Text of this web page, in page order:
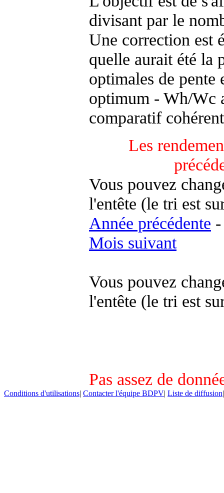
divisant par le
Une correction est
quelle aurait été la
optimales de
optimum - Wh/Wc
comparatif
Les
Vous pouvez
l'entête (le tri est
Année précédente -
Mois suivant
Vous pouvez
l'entête (le tri est
Pas assez de
Conditions d'utilisations| Contacter l'équipe BDPV| Liste de diffusion